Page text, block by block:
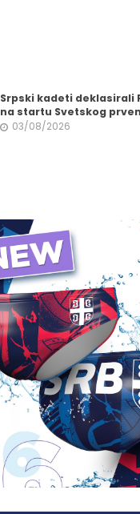
Srpski kadeti deklasirali
na startu Svetskog
03/08/2026